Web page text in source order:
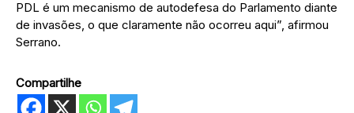
PDL é um mecanismo de autodefesa do Parlamento diante
de invasões, o que claramente não ocorreu aqui”, afirmou
Serrano.
Compartilhe